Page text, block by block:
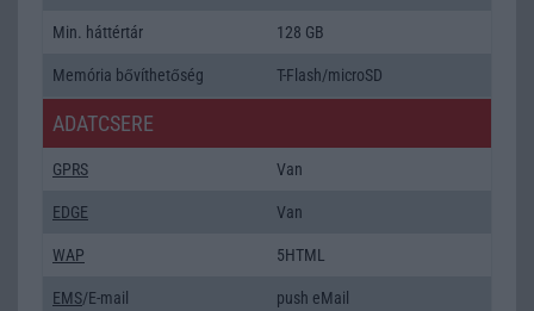
Min. háttértár 128 GB
Memória bővíthetőség T-Flash/microSD
ADATCSERE
GPRS Van
EDGE Van
WAP 5HTML
EMS/E-mail push eMail